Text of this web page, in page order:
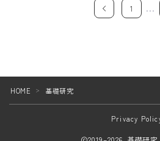
1 …
HOME ＞ 基礎研究
Privacy